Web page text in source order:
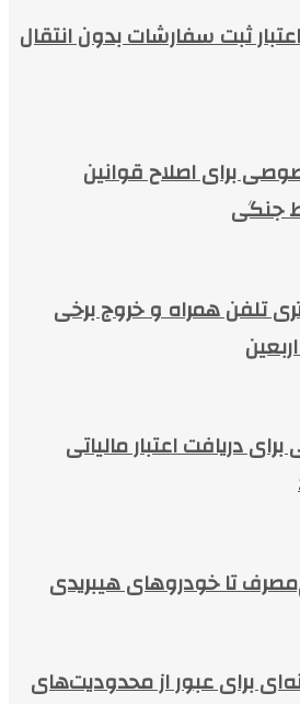
ثبت سفارشات بدون انتقال
برای اصلاح قوانین
جنگی
تلفن همراه و خروج برخی
دریافت اعتبار مالیاتی
تا خودروهای هیبریدی
برای عبور از محدودیت‌های